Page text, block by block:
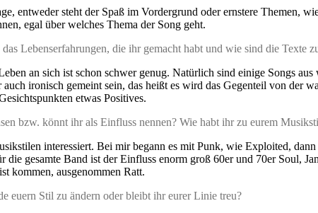
entweder steht der Spaß im Vordergrund oder ernstere
egal über welches Thema der Song geht.
Lebenserfahrungen, die ihr gemacht habt und wie sind die Texte
an sich ist schon schwer genug. Natürlich sind einige Songs
auch ironisch gemeint sein, das heißt es wird das Gegenteil von
etwas Positives.
bzw. könnt ihr als Einfluss nennen? Wie habt ihr zu eurem
interessiert. Bei mir begann es mit Punk, wie Exploited,
gesamte Band ist der Einfluss enorm groß 60er und 70er Soul,
kommen, ausgenommen Ratt.
euern Stil zu ändern oder bleibt ihr eurer Linie treu?